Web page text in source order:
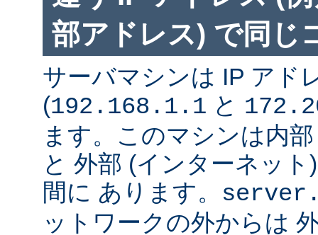
部アドレス) で同じ
サーバマシンは IP アド
(192.168.1.1 と
ます。このマシンは内
と 外部 (インターネッ
間に あります。
ットワークの外からは